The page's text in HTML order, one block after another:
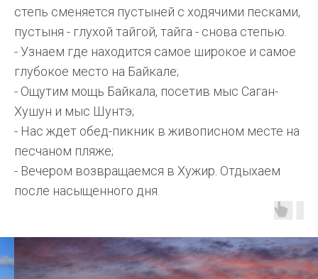
степь сменяется пустыней с ходячими песками,
пустыня - глухой тайгой, тайга - снова степью.
- Узнаем где находится самое широкое и самое
глубокое место на Байкале;
- Ощутим мощь Байкала, посетив мыс Саган-
Хушун и мыс Шунтэ;
- Нас ждет обед-пикник в живописном месте на
песчаном пляже;
- Вечером возвращаемся в Хужир. Отдыхаем
после насыщенного дня.